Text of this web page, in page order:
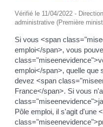
Vérifié le 11/04/2022 -
administrative (Première
Si vous <span
emploi</span>, vous
emploi</span>, quelle que
devez <span
France</span>. Si vous
Pôle emploi, il s'agit d'une